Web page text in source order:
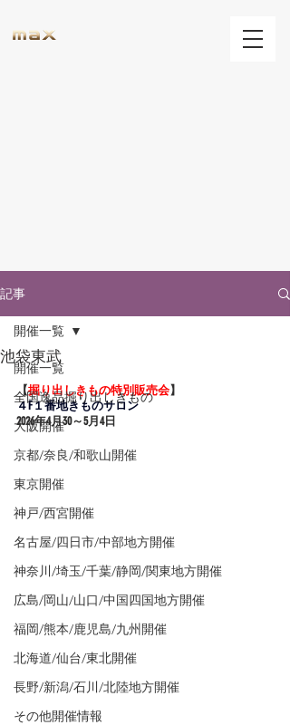
記事
開催一覧
全国逸品掘り出しきもの
大阪開催
京都/奈良/和歌山開催
東京開催
神戸/西宮開催
名古屋/四日市/中部地方開催
神奈川/埼玉/千葉/静岡/関東地方開催
広島/岡山/山口/中国四国地方開催
福岡/熊本/鹿児島/九州開催
北海道/仙台/東北開催
長野/新潟/石川/北陸地方開催
その他開催情報
開催一覧
池袋東武
【掘り出しきもの特別販売会】
４F１番地きものサロン
2026年4月30～5月4日